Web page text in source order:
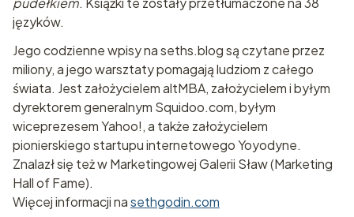
języków.
Jego codzienne wpisy na seths.blog są czytane przez
miliony, a jego warsztaty pomagają ludziom z całego
świata. Jest założycielem altMBA, założycielem i byłym
dyrektorem generalnym Squidoo.com, byłym
wiceprezesem Yahoo!, a także założycielem
pionierskiego startupu internetowego Yoyodyne.
Znalazł się też w Marketingowej Galerii Sław (Marketing
Hall of Fame).
Więcej informacji nasethgodin.com